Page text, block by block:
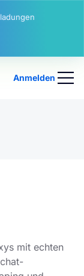
Käufe
Einkäufe
Anmelden
mit echten